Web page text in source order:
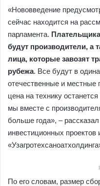
«Нововведение
сейчас находится на
парламента.
будут производители, а
лица, которые завозят
рубежа. Все будут в
отечественные и местные
цена на технику
мы вместе с
больше года», –
инвестиционных проектов
По его словам, размер